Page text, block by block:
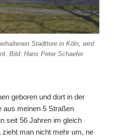
Stadttore in Köln, wird
Bild: Hans Peter Schaefer
geboren und dort in der
aus meinen 5 Straßen
seit 56 Jahren im gleich
man nicht mehr um, ne